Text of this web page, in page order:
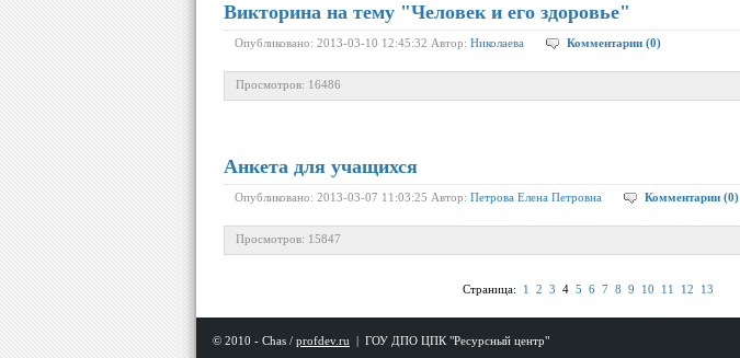
Викторина на тему "Человек и его здоровье"
Опубликовано: 2013-03-10 12:45:32 Автор: Николаева Комментарии (0)
Просмотров: 16486
Анкета для учащихся
Опубликовано: 2013-03-07 11:03:25 Автор: Петрова Елена Петровна Комментарии (0)
Просмотров: 15847
Страница: 1 2 3 4 5 6 7 8 9 10 11 12 13
© 2010 - Chas / profdev.ru | ГОУ ДПО ЦПК "Ресурсный центр"